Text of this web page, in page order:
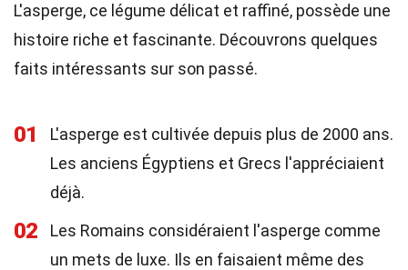
L'asperge, ce légume délicat et raffiné, possède une
histoire riche et fascinante. Découvrons quelques
faits intéressants sur son passé.
01
L'asperge est cultivée depuis plus de 2000 ans.
Les anciens Égyptiens et Grecs l'appréciaient
déjà.
02
Les Romains considéraient l'asperge comme
un mets de luxe. Ils en faisaient même des